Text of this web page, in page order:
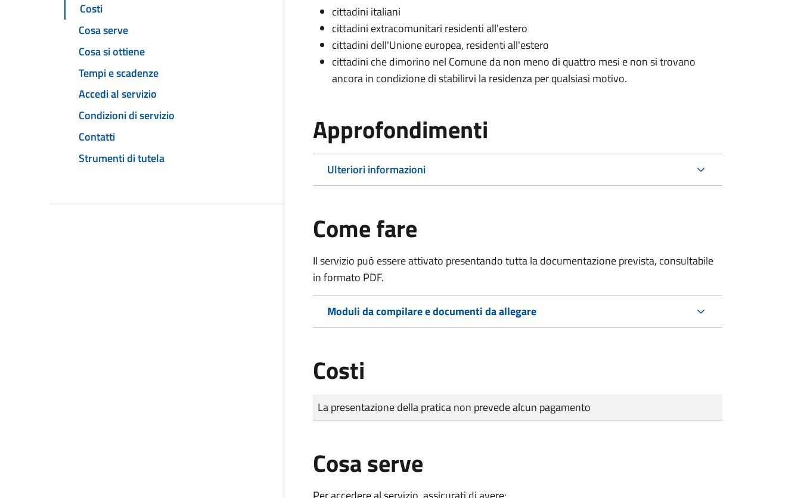
Costi
Cosa serve
Cosa si ottiene
Tempi e scadenze
Accedi al servizio
Condizioni di servizio
Contatti
Strumenti di tutela
cittadini italiani
cittadini extracomunitari residenti all'estero
cittadini dell'Unione europea, residenti all'estero
cittadini che dimorino nel Comune da non meno di quattro mesi e non si trovano
ancora in condizione di stabilirvi la residenza per qualsiasi motivo.
Approfondimenti
Ulteriori informazioni
Come fare
Il servizio può essere attivato presentando tutta la documentazione prevista, consultabile
in formato PDF.
Moduli da compilare e documenti da allegare
Costi
Tipo di pagamento
Importo
La presentazione della pratica non prevede alcun pagamento
Cosa serve